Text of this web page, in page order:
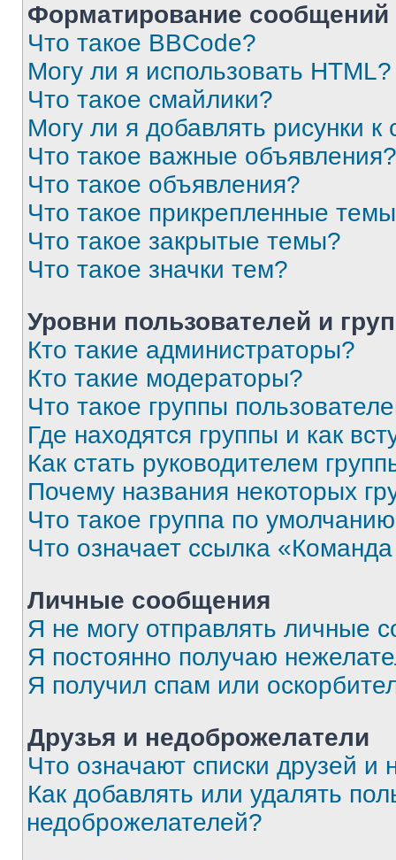
Форматирование
Что такое BBCode?
Могу ли я использовать HTML?
Что такое смайлики?
Могу ли я добавлять рисунки
Что такое важные объявления?
Что такое объявления?
Что такое прикрепленные
Что такое закрытые темы?
Что такое значки тем?
Уровни пользователей и
Кто такие администраторы?
Кто такие модераторы?
Что такое группы
Где находятся группы и как
Как стать руководителем
Почему названия некоторых
Что такое группа по
Что означает ссылка
Личные сообщения
Я не могу отправлять личные
Я постоянно получаю
Я получил спам или
Друзья и недоброжелатели
Что означают списки друзей и
Как добавлять или удалять
недоброжелателей?